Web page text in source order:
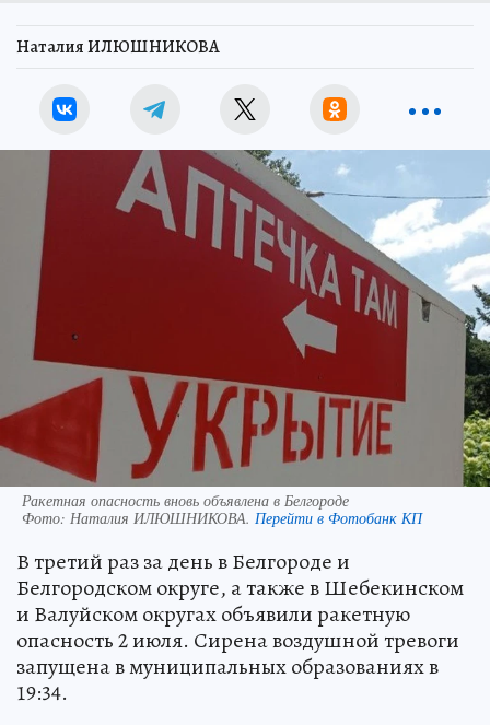
Наталия ИЛЮШНИКОВА
Ракетная опасность вновь объявлена в Белгороде
Фото: Наталия ИЛЮШНИКОВА. Перейти в Фотобанк КП
В третий раз за день в Белгороде и
Белгородском округе, а также в Шебекинском
и Валуйском округах объявили ракетную
опасность 2 июля. Сирена воздушной тревоги
запущена в муниципальных образованиях в
19:34.